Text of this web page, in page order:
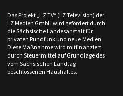
Das Projekt „LZ TV“ (LZ Television) der
LZ Medien GmbH wird gefördert durch
die Sächsische Landesanstalt für
privaten Rundfunk und neue Medien.
Diese Maßnahme wird mitfinanziert
durch Steuermittel auf Grundlage des
vom Sächsischen Landtag
beschlossenen Haushaltes.